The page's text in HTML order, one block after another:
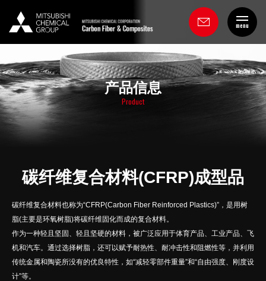
menu
产品信息
Product
碳纤维复合材料(CFRP)成型品
碳纤维复合材料也称为“CFRP(Carbon Fiber Reinforced Plastics)”，是用树
脂(主要是环氧树脂)将碳纤维固化而成的复合材料。
作为一种轻且坚固、轻且坚硬的材料，被广泛应用于体育产品、工业产品、飞
机和汽车。通过选择树脂，还可以赋予耐热性、耐冲击性和阻燃性等，并利用
传统金属和陶瓷所没有的优良特性，如“减轻零部件重量”和“自由强度、刚度设
计”等。